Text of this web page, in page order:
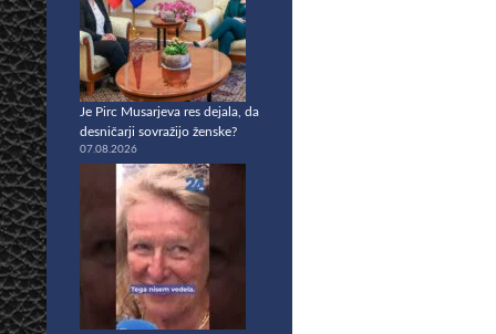
Je Pirc Musarjeva res dejala, da
desničarji sovražijo ženske?
07.08.2026